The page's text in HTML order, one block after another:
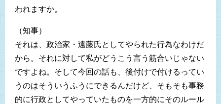
われますか。
（知事）
それは、政治家・遠藤氏としてやられた行為なわけだ
から。それに対して私がどうこう言う筋合いじゃない
ですよね。そして今回の話も、後付けで付けるってい
うのはそういうふうにできるんだけど、そもそも事務
的に行政としてやっていたものを一方的にそのルール